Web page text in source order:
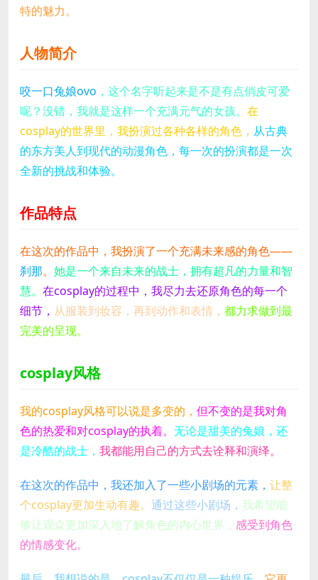
特的魅力。
人物简介
咬一口兔娘ovo ，这个名字听起来是不是有点俏皮可爱
呢？没错，我就是这样一个充满元气的女孩。 在
cosplay的世界里，我扮演过各种各样的角色， 从古典
的东方美人到现代的动漫角色，每一次的扮演都是一次
全新的挑战和体验。
作品特点
在这次的作品中，我扮演了一个充满未来感的角色——
刹那。 她是一个来自未来的战士，拥有超凡的力量和智
慧。 在cosplay的过程中，我尽力去还原角色的每一个
细节， 从服装到妆容，再到动作和表情， 都力求做到最
完美的呈现。
cosplay风格
我的cosplay风格可以说是多变的， 但不变的是我对角
色的热爱和对cosplay的执着。 无论是甜美的兔娘，还
是冷酷的战士， 我都能用自己的方式去诠释和演绎。
在这次的作品中，我还加入了一些小剧场的元素， 让整
个cosplay更加生动有趣。 通过这些小剧场， 我希望能
够让观众更加深入地了解角色的内心世界， 感受到角色
的情感变化。